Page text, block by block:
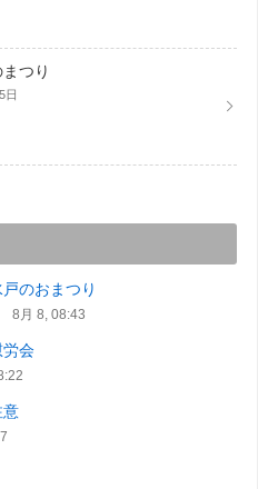
つり
日
戸のおまつり
8月 8, 08:43
労会
意